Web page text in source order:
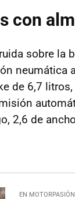
con
sobre la
neumática
de 6,7
2,6 de
EN MOTORPASIÓN